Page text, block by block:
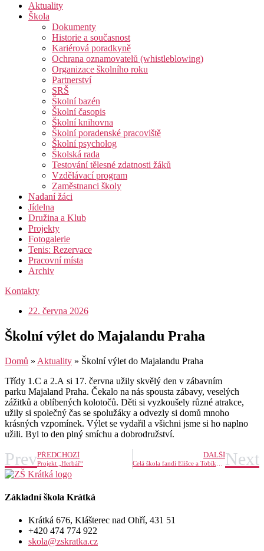
Aktuality
Škola
Dokumenty
Historie a současnost
Kariérová poradkyně
Ochrana oznamovatelů (whistleblowing)
Organizace školního roku
Partnerství
SRŠ
Školní bazén
Školní časopis
Školní knihovna
Školní poradenské pracoviště
Školní psycholog
Školská rada
Testování tělesné zdatnosti žáků
Vzdělávací program
Zaměstnanci školy
Nadaní žáci
Jídelna
Družina a Klub
Projekty
Fotogalerie
Tenis: Rezervace
Pracovní místa
Archiv
Kontakty
22. června 2026
Školní výlet do Majalandu Praha
Domů » Aktuality » Školní výlet do Majalandu Praha
Třídy 1.C a 2.A si 17. června užily skvělý den v zábavním
parku Majaland Praha. Čekalo na nás spousta zábavy, veselých
zážitků a oblíbených kolotočů. Děti si vyzkoušely různé atrakce,
užily si společný čas se spolužáky a odvezly si domů mnoho
krásných vzpomínek. Výlet se vydařil a všichni jsme si ho naplno
užili. Byl to den plný smíchu a dobrodružství.
PrevPŘEDCHOZÍ
Projekt „Herbář“
DALŠÍNext
Základní škola Krátká
Krátká 676, Klášterec nad Ohří, 431 51
+420 474 774 922
skola@zskratka.cz